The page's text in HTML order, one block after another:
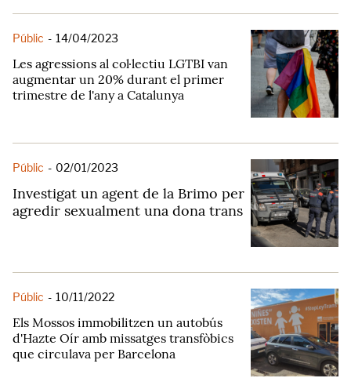
Públic - 14/04/2023
Les agressions al col·lectiu LGTBI van
augmentar un 20% durant el primer
trimestre de l'any a Catalunya
Públic - 02/01/2023
Investigat un agent de la Brimo per
agredir sexualment una dona trans
Públic - 10/11/2022
Els Mossos immobilitzen un autobús
d'Hazte Oír amb missatges transfòbics
que circulava per Barcelona